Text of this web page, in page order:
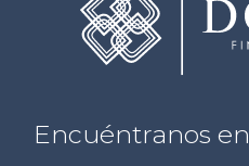
Encuéntranos en